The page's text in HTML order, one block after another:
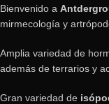
Bienvenido a
mirmecología y
Amplia variedad de
además de terrarios y
Gran variedad de